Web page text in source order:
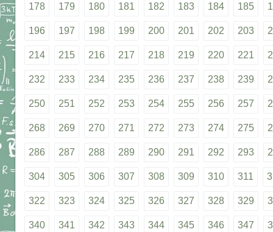
178 179 180 181 182 183 184 185
196 197 198 199 200 201 202 203
214 215 216 217 218 219 220 221
232 233 234 235 236 237 238 239
250 251 252 253 254 255 256 257
268 269 270 271 272 273 274 275
286 287 288 289 290 291 292 293
304 305 306 307 308 309 310 311
322 323 324 325 326 327 328 329
340 341 342 343 344 345 346 347